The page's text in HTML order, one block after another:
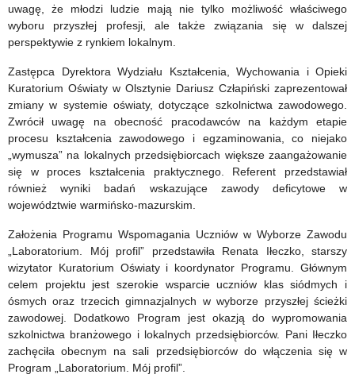
uwagę, że młodzi ludzie mają nie tylko możliwość właściwego
wyboru przyszłej profesji, ale także związania się w dalszej
perspektywie z rynkiem lokalnym.
Zastępca Dyrektora Wydziału Kształcenia, Wychowania i Opieki
Kuratorium Oświaty w Olsztynie Dariusz Człapiński zaprezentował
zmiany w systemie oświaty, dotyczące szkolnictwa zawodowego.
Zwrócił uwagę na obecność pracodawców na każdym etapie
procesu kształcenia zawodowego i egzaminowania, co niejako
„wymusza” na lokalnych przedsiębiorcach większe zaangażowanie
się w proces kształcenia praktycznego. Referent przedstawiał
również wyniki badań wskazujące zawody deficytowe w
województwie warmińsko-mazurskim.
Założenia Programu Wspomagania Uczniów w Wyborze Zawodu
„Laboratorium. Mój profil” przedstawiła Renata Iłeczko, starszy
wizytator Kuratorium Oświaty i koordynator Programu. Głównym
celem projektu jest szerokie wsparcie uczniów klas siódmych i
ósmych oraz trzecich gimnazjalnych w wyborze przyszłej ścieżki
zawodowej. Dodatkowo Program jest okazją do wypromowania
szkolnictwa branżowego i lokalnych przedsiębiorców. Pani Iłeczko
zachęciła obecnym na sali przedsiębiorców do włączenia się w
Program „Laboratorium. Mój profil”.